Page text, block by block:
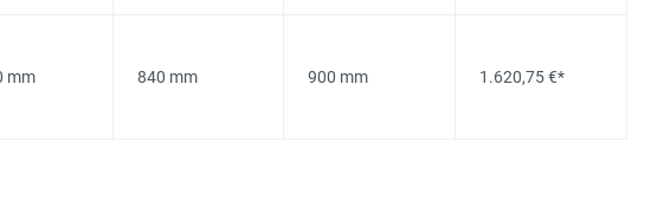
mm 840 mm 900 mm 1.620,75 €*